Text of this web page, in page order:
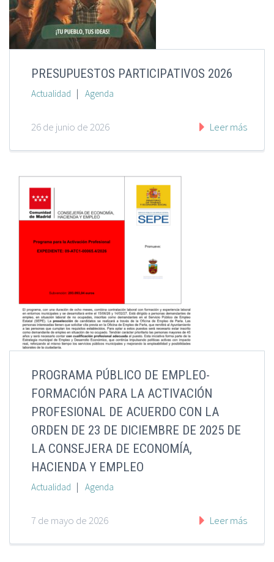
PRESUPUESTOS PARTICIPATIVOS 2026
Actualidad | Agenda
26 de junio de 2026 Leer más
PROGRAMA PÚBLICO DE EMPLEO-
FORMACIÓN PARA LA ACTIVACIÓN
PROFESIONAL DE ACUERDO CON LA
ORDEN DE 23 DE DICIEMBRE DE 2025 DE
LA CONSEJERA DE ECONOMÍA,
HACIENDA Y EMPLEO
Actualidad | Agenda
7 de mayo de 2026 Leer más